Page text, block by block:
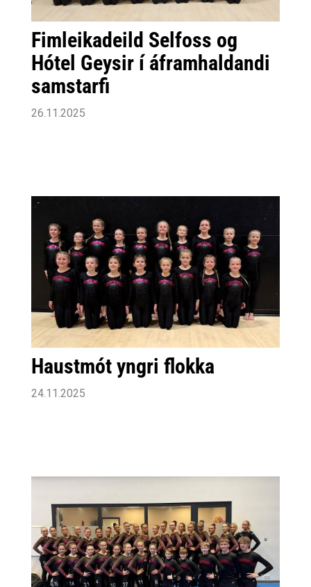
Fimleikadeild Selfoss og
Hótel Geysir í áframhaldandi
samstarfi
26.11.2025
Haustmót yngri flokka
24.11.2025